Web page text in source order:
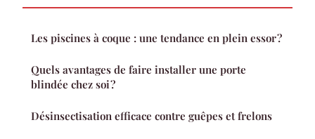
Les piscines à coque : une tendance en plein essor ?
Quels avantages de faire installer une porte
blindée chez soi ?
Désinsectisation efficace contre guêpes et frelons